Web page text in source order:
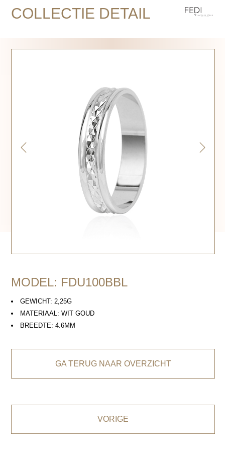
COLLECTIE DETAIL
MODEL: FDU100BBL
GEWICHT: 2,25G
MATERIAAL: WIT GOUD
BREEDTE: 4.6MM
GA TERUG NAAR OVERZICHT
VORIGE